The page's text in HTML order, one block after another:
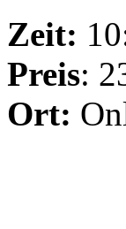
Zeit:
Preis:
Ort: